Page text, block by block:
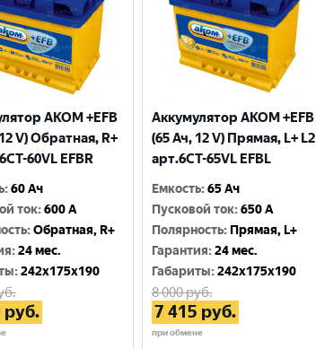
AKOM +EFB
V) Обратная, R+
60VL EFBR
:60 Ач
ток:600 A
:Обратная, R+
:24 мес.
:242x175x190
руб.
Аккумулятор AKOM +EFB
(65 Ач, 12 V) Прямая, L+ L2
арт.6СТ-65VL EFBL
Емкость:65 Ач
Пусковой ток:650 A
Полярность: Прямая, L+
Гарантия:24 мес.
Габариты:242x175x190
8 000руб.
7 415 руб.
при обмене